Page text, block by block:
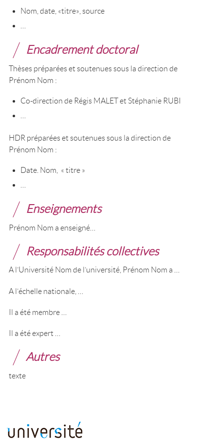
Nom, date, «titre», source
Encadrement doctoral
Thèses préparées et soutenues sous la direction de
Prénom Nom :
Co-direction de Régis MALET et Stéphanie RUBI
HDR préparées et soutenues sous la direction de
Prénom Nom :
Date. Nom, « titre »
Enseignements
Prénom Nom a enseigné…
Responsabilités collectives
A l’Université Nom de l’université, Prénom Nom a …
A l’échelle nationale, …
Il a été membre …
Il a été expert …
Autres
texte